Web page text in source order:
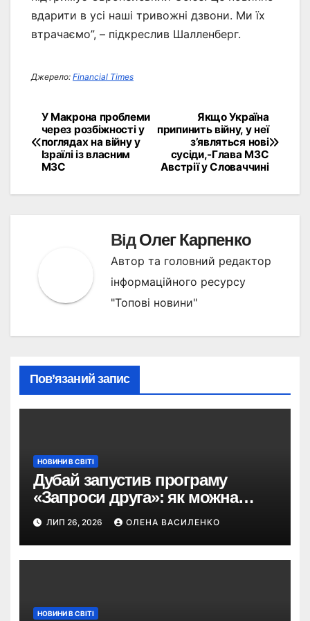
вдарити в усі наші тривожні дзвони. Ми їх
втрачаємо”, – підкреслив Шалленберг.
Джерело: Financial Times
Навігація
записів
Якщо Україна
припинить війну, у неї
з’являться нові
сусіди,-Глава МЗС
Австрії у Словаччині
У Макрона проблеми
через розбіжності у
поглядах на війну у
Ізраїлі із власним
МЗС
ВідОлег Карпенко
Автор та головний редактор
інформаційного ресурсу
"Топові новини"
Пов’язаний запис
НОВИНИ В СВІТІ
Дубай запустив програму
«Запроси друга»: як можна
отримати винагороду за
туристів
ЛИП 26, 2026 ОЛЕНА ВАСИЛЕНКО
НОВИНИ В СВІТІ